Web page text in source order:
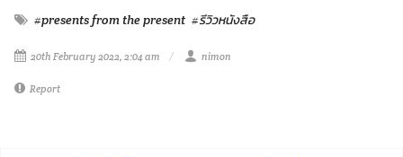
#presents from the present #รีวิวหนังสือ
20th February 2022, 2:04 am nimon
Report